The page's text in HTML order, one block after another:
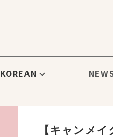
KOREAN
【キャンメ